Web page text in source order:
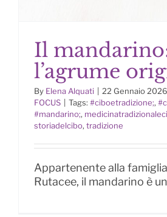
Il mandarino:
Il
l’agrume
By Elena Alquati 22 Gennaio 2026
FOCUS
Tags: #ciboetradizione;,
#mandarino;,
storiadelcibo, tradizione
Appartenente alla
Rutacee, il mandarino è